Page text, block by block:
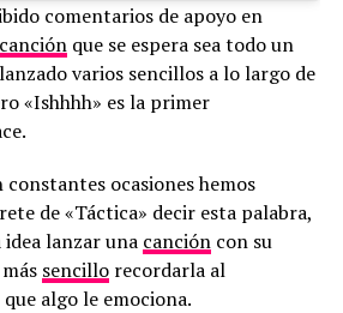
comentarios de apoyo en
canciónque se espera sea todo un
varios sencillos a lo largo de
«Ishhhh» es la primer
constantes ocasiones hemos
de «Táctica» decir esta palabra,
idea lanzar una cancióncon su
sencillorecordarla al
algo le emociona.